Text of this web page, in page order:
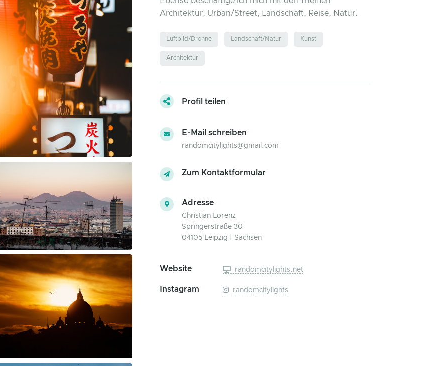
Architektur, Urban/Street, Landschaft, Reise, Natur.
Luftbild/Drohne Landschaft/Natur Kunst
Architektur
Profil teilen
E-Mail schreiben
randomcitylights@gmail.com
Zum Kontaktformular
Adresse
Christian Lorenz
Springerstraße 30
04105 Leipzig | Sachsen
Website randomcitylights.net
Instagram randomcitylights